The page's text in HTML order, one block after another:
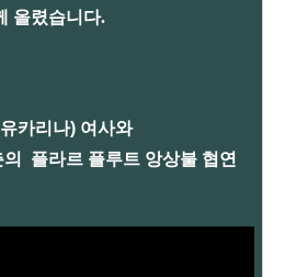
올렸습니다.
카리나) 여사와
의 플라르 플루트 앙상불 협 연